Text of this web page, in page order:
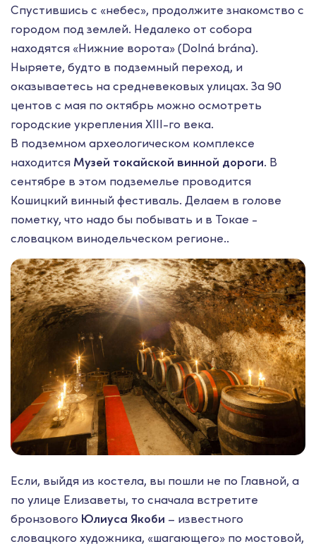
Спустившись с «небес», продолжите знакомство с
городом под землей. Недалеко от собора
находятся «Нижние ворота» (Dolná brána).
Ныряете, будто в подземный переход, и
оказываетесь на средневековых улицах. За 90
центов с мая по октябрь можно осмотреть
городские укрепления XIII-го века.
В подземном археологическом комплексе
находится Музей токайской винной дороги. В
сентябре в этом подземелье проводится
Кошицкий винный фестиваль. Делаем в голове
пометку, что надо бы побывать и в Токае -
словацком винодельческом регионе..
Если, выйдя из костела, вы пошли не по Главной, а
по улице Елизаветы, то сначала встретите
бронзового Юлиуса Якоби – известного
словацкого художника, «шагающего» по мостовой,